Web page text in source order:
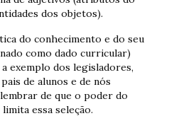
dos objetos).
do conhecimento e do seu
como dado curricular)
exemplo dos legisladores,
de alunos e de nós
de que o poder do
essa seleção.